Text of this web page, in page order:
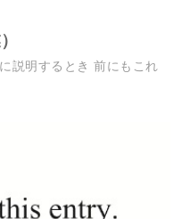
説明するとき 前にもこれ